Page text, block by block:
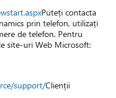
Puteți contacta
prin telefon, utilizați
de telefon. Pentru
site-uri Web Microsoft:
support/Clienții